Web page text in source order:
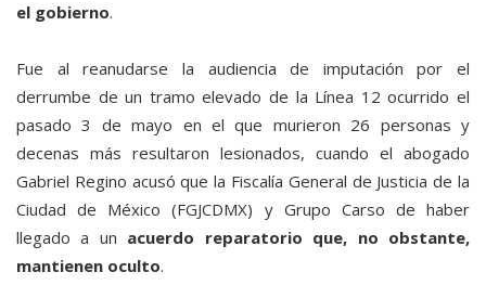
el gobierno.
Fue al reanudarse la audiencia de imputación por el
derrumbe de un tramo elevado de la Línea 12 ocurrido el
pasado 3 de mayo en el que murieron 26 personas y
decenas más resultaron lesionados, cuando el abogado
Gabriel Regino acusó que la Fiscalía General de Justicia de la
Ciudad de México (FGJCDMX) y Grupo Carso de haber
llegado a un acuerdo reparatorio que, no obstante,
mantienen oculto.